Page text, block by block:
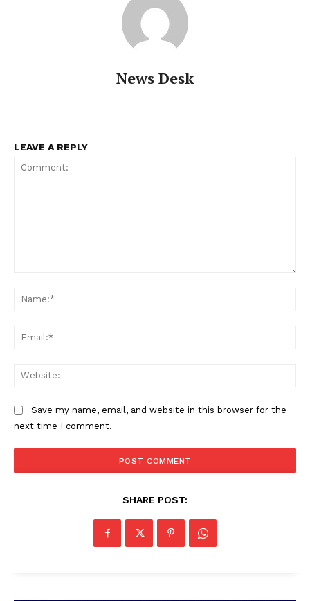
PALA VISION
News Desk
LEAVE A REPLY
Save my name, email, and website in this browser for the
next time I comment.
SHARE POST: